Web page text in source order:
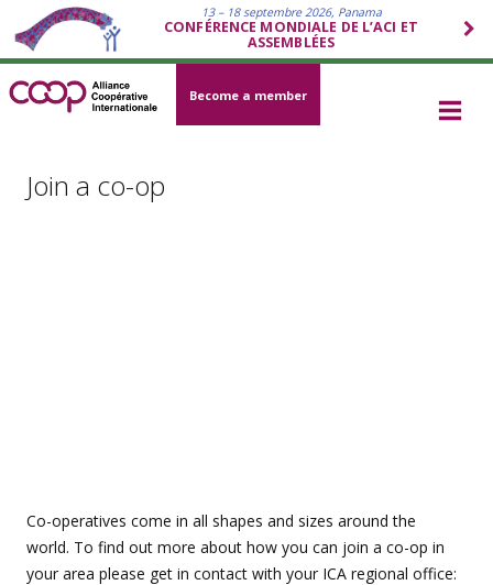
13 – 18 septembre 2026, Panama
CONFÉRENCE MONDIALE DE L’ACI ET
ASSEMBLÉES
Become a member
Join a co-op
Co-operatives come in all shapes and sizes around the
world. To find out more about how you can join a co-op in
your area please get in contact with your ICA regional office: